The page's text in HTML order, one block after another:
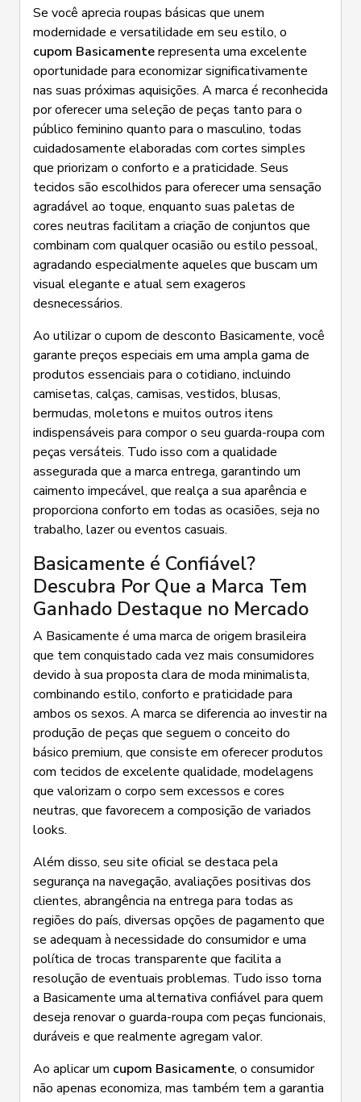
Se você aprecia roupas básicas que unem
modernidade e versatilidade em seu estilo, o
cupom Basicamenterepresenta uma excelente
oportunidade para economizar significativamente
nas suas próximas aquisições. A marca é reconhecida
por oferecer uma seleção de peças tanto para o
público feminino quanto para o masculino, todas
cuidadosamente elaboradas com cortes simples
que priorizam o conforto e a praticidade. Seus
tecidos são escolhidos para oferecer uma sensação
agradável ao toque, enquanto suas paletas de
cores neutras facilitam a criação de conjuntos que
combinam com qualquer ocasião ou estilo pessoal,
agradando especialmente aqueles que buscam um
visual elegante e atual sem exageros
desnecessários.
Ao utilizar o cupom de desconto Basicamente, você
garante preços especiais em uma ampla gama de
produtos essenciais para o cotidiano, incluindo
camisetas, calças, camisas, vestidos, blusas,
bermudas, moletons e muitos outros itens
indispensáveis para compor o seu guarda-roupa com
peças versáteis. Tudo isso com a qualidade
assegurada que a marca entrega, garantindo um
caimento impecável, que realça a sua aparência e
proporciona conforto em todas as ocasiões, seja no
trabalho, lazer ou eventos casuais.
Basicamente é Confiável?
Descubra Por Que a Marca Tem
Ganhado Destaque no Mercado
A Basicamente é uma marca de origem brasileira
que tem conquistado cada vez mais consumidores
devido à sua proposta clara de moda minimalista,
combinando estilo, conforto e praticidade para
ambos os sexos. A marca se diferencia ao investir na
produção de peças que seguem o conceito do
básico premium, que consiste em oferecer produtos
com tecidos de excelente qualidade, modelagens
que valorizam o corpo sem excessos e cores
neutras, que favorecem a composição de variados
looks.
Além disso, seu site oficial se destaca pela
segurança na navegação, avaliações positivas dos
clientes, abrangência na entrega para todas as
regiões do país, diversas opções de pagamento que
se adequam à necessidade do consumidor e uma
política de trocas transparente que facilita a
resolução de eventuais problemas. Tudo isso torna
a Basicamente uma alternativa confiável para quem
deseja renovar o guarda-roupa com peças funcionais,
duráveis e que realmente agregam valor.
Ao aplicar um cupom Basicamente, o consumidor
não apenas economiza, mas também tem a garantia